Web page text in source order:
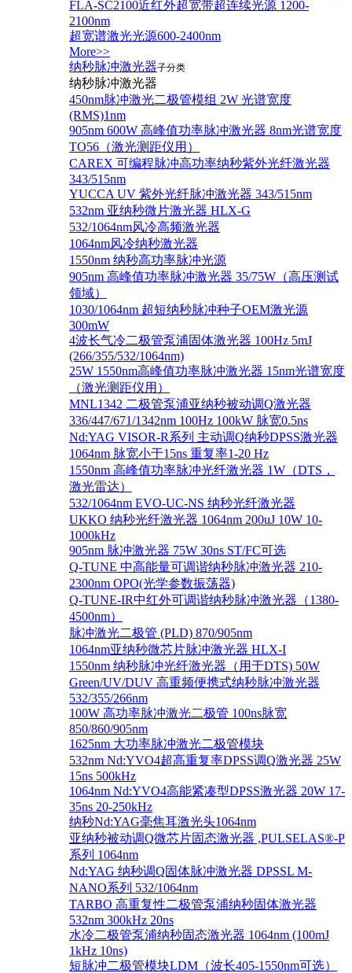
FLA-SC2100近红外超宽带超连续光源 1200-
2100nm
超宽谱激光光源600-2400nm
More>>
纳秒脉冲激光器子分类
纳秒脉冲激光器
450nm脉冲激光二极管模组 2W 光谱宽度
(RMS)1nm
905nm 600W 高峰值功率脉冲激光器 8nm光谱宽度
TO56（激光测距仪用）
CAREX 可编程脉冲高功率纳秒紫外光纤激光器
343/515nm
YUCCA UV 紫外光纤脉冲激光器 343/515nm
532nm 亚纳秒微片激光器 HLX-G
532/1064nm风冷高频激光器
1064nm风冷纳秒激光器
1550nm 纳秒高功率脉冲光源
905nm 高峰值功率脉冲激光器 35/75W（高压测试
领域）
1030/1064nm 超短纳秒脉冲种子OEM激光源
300mW
4波长气冷二极管泵浦固体激光器 100Hz 5mJ
(266/355/532/1064nm)
25W 1550nm高峰值功率脉冲激光器 15nm光谱宽度
（激光测距仪用）
MNL1342 二极管泵浦亚纳秒被动调Q激光器
336/447/671/1342nm 100Hz 100kW 脉宽0.5ns
Nd:YAG VISOR-R系列 主动调Q纳秒DPSS激光器
1064nm 脉宽小于15ns 重复率1-20 Hz
1550nm 高峰值功率脉冲光纤激光器 1W（DTS，
激光雷达）
532/1064nm EVO-UC-NS 纳秒光纤激光器
UKKO 纳秒光纤激光器 1064nm 200uJ 10W 10-
1000kHz
905nm 脉冲激光器 75W 30ns ST/FC可选
Q-TUNE 中高能量可调谐纳秒脉冲激光器 210-
2300nm OPO(光学参数振荡器)
Q-TUNE-IR中红外可调谐纳秒脉冲激光器（1380-
4500nm）
脉冲激光二极管 (PLD) 870/905nm
1064nm亚纳秒微芯片脉冲激光器 HLX-I
1550nm 纳秒脉冲光纤激光器（用于DTS) 50W
Green/UV/DUV 高重频便携式纳秒脉冲激光器
532/355/266nm
100W 高功率脉冲激光二极管 100ns脉宽
850/860/905nm
1625nm 大功率脉冲激光二极管模块
532nm Nd:YVO4超高重复率DPSS调Q激光器 25W
15ns 500kHz
1064nm Nd:YVO4高能紧凑型DPSS激光器 20W 17-
35ns 20-250kHz
纳秒Nd:YAG毫焦耳激光头1064nm
亚纳秒被动调Q微芯片固态激光器 ,PULSELAS®-P
系列 1064nm
Nd:YAG 纳秒调Q固体脉冲激光器 DPSSL M-
NANO系列 532/1064nm
TARBO 高重复性二极管泵浦纳秒固体激光器
532nm 300kHz 20ns
水冷二极管泵浦纳秒固态激光器 1064nm (100mJ
1kHz 10ns)
短脉冲二极管模块LDM（波长405-1550nm可选）